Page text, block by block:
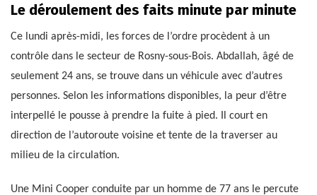
Le déroulement des faits minute par minute
Ce lundi après-midi, les forces de l’ordre procèdent à un
contrôle dans le secteur de Rosny-sous-Bois. Abdallah, âgé de
seulement 24 ans, se trouve dans un véhicule avec d’autres
personnes. Selon les informations disponibles, la peur d’être
interpellé le pousse à prendre la fuite à pied. Il court en
direction de l’autoroute voisine et tente de la traverser au
milieu de la circulation.
Une Mini Cooper conduite par un homme de 77 ans le percute